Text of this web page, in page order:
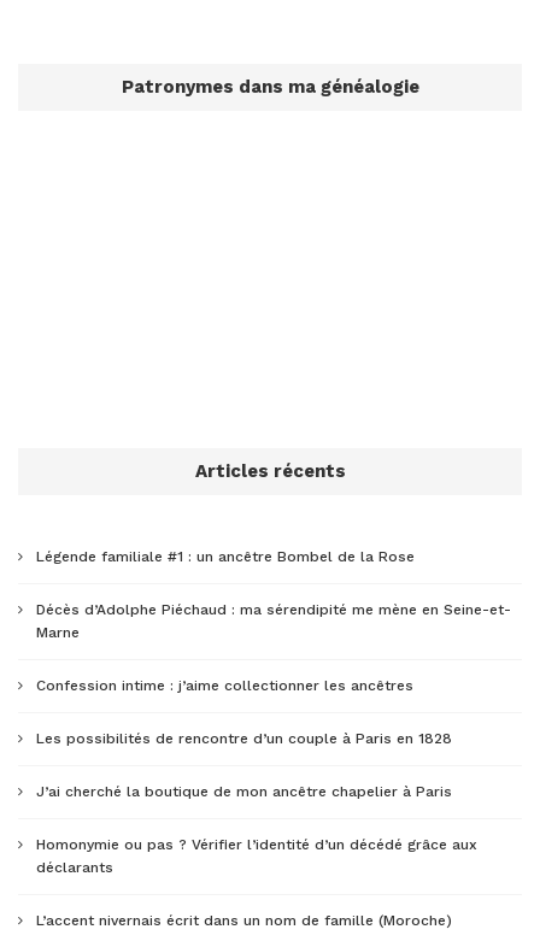
Patronymes dans ma généalogie
Articles récents
Légende familiale #1 : un ancêtre Bombel de la Rose
Décès d’Adolphe Piéchaud : ma sérendipité me mène en Seine-et-
Marne
Confession intime : j’aime collectionner les ancêtres
Les possibilités de rencontre d’un couple à Paris en 1828
J’ai cherché la boutique de mon ancêtre chapelier à Paris
Homonymie ou pas ? Vérifier l’identité d’un décédé grâce aux
déclarants
L’accent nivernais écrit dans un nom de famille (Moroche)